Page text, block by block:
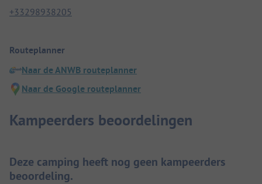
+33298938205
Routeplanner
Naar de ANWB routeplanner
Naar de Google routeplanner
Kampeerders beoordelingen
Deze camping heeft nog geen kampeerders
beoordeling.